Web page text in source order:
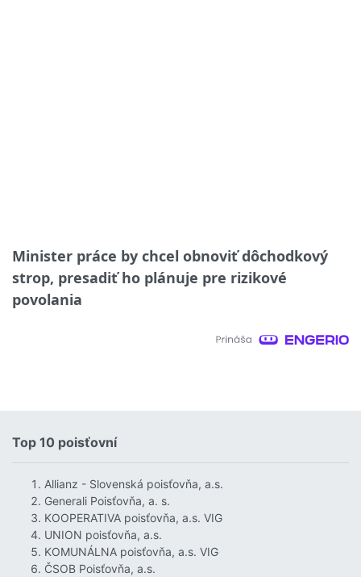
Minister práce by chcel obnoviť dôchodkový
strop, presadiť ho plánuje pre rizikové
povolania
Top 10 poisťovní
Allianz - Slovenská poisťovňa, a.s.
Generali Poisťovňa, a. s.
KOOPERATIVA poisťovňa, a.s. VIG
UNION poisťovňa, a.s.
KOMUNÁLNA poisťovňa, a.s. VIG
ČSOB Poisťovňa, a.s.